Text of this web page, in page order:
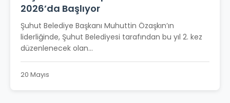
2026’da Başlıyor
Şuhut Belediye Başkanı Muhuttin Özaşkın’ın
liderliğinde, Şuhut Belediyesi tarafından bu yıl 2. kez
düzenlenecek olan...
20 Mayıs